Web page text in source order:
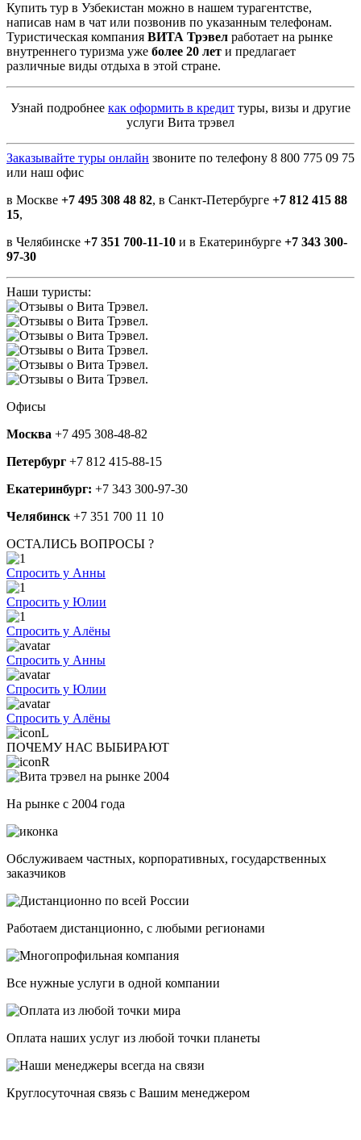
Купить тур в Узбекистан можно в нашем турагентстве,
написав нам в чат или позвонив по указанным телефонам.
Туристическая компания ВИТА Трэвел работает на рынке
внутреннего туризма уже более 20 лет и предлагает
различные виды отдыха в этой стране.
Узнай подробнее как оформить в кредит туры, визы и другие
услуги Вита трэвел
Заказывайте туры онлайн звоните по телефону 8 800 775 09 75
или наш офис
в Москве +7 495 308 48 82, в Санкт-Петербурге +7 812 415 88
15,
в Челябинске +7 351 700-11-10 и в Екатеринбурге +7 343 300-
97-30
Наши туристы:
Офисы
Москва +7 495 308-48-82
Петербург +7 812 415-88-15
Екатеринбург: +7 343 300-97-30
Челябинск +7 351 700 11 10
ОСТАЛИСЬ ВОПРОСЫ ?
Спросить у Анны
Спросить у Юлии
Спросить у Алёны
Спросить у Анны
Спросить у Юлии
Спросить у Алёны
ПОЧЕМУ НАС ВЫБИРАЮТ
На рынке с 2004 года
Обслуживаем частных, корпоративных, государственных
заказчиков
Работаем дистанционно, с любыми регионами
Все нужные услуги в одной компании
Оплата наших услуг из любой точки планеты
Круглосуточная связь с Вашим менеджером